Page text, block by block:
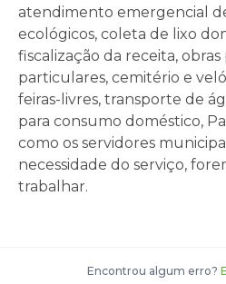
atendimento emergencial
ecológicos, coleta de lixo
fiscalização da receita, obras
particulares, cemitério e
feiras-livres, transporte de
para consumo doméstico,
como os servidores
necessidade do serviço,
trabalhar.
Encontrou algum erro?